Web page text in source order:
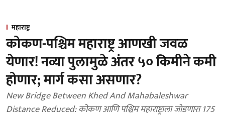
महाराष्ट्र
कोकण-पश्चिम महाराष्ट्र आणखी जवळ
येणार! नव्या पुलामुळे अंतर ५० किमीने कमी
होणार; मार्ग कसा असणार?
New Bridge Between Khed And Mahabaleshwar
Distance Reduced: कोकण आणि पश्चिम महाराष्ट्राला जोडणारा 175